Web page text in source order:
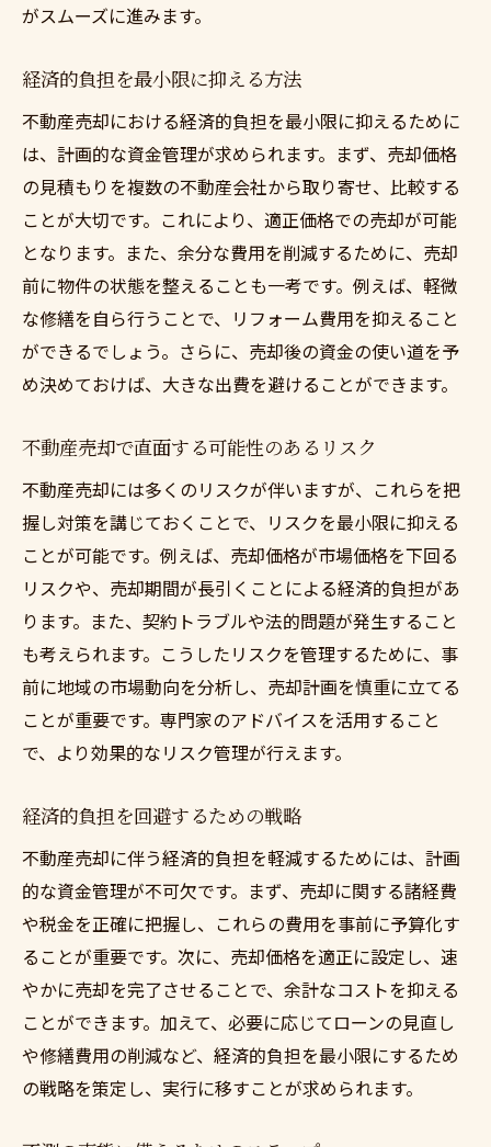
がスムーズに進みます。
経済的負担を最小限に抑える方法
不動産売却における経済的負担を最小限に抑えるために
は、計画的な資金管理が求められます。まず、売却価格
の見積もりを複数の不動産会社から取り寄せ、比較する
ことが大切です。これにより、適正価格での売却が可能
となります。また、余分な費用を削減するために、売却
前に物件の状態を整えることも一考です。例えば、軽微
な修繕を自ら行うことで、リフォーム費用を抑えること
ができるでしょう。さらに、売却後の資金の使い道を予
め決めておけば、大きな出費を避けることができます。
不動産売却で直面する可能性のあるリスク
不動産売却には多くのリスクが伴いますが、これらを把
握し対策を講じておくことで、リスクを最小限に抑える
ことが可能です。例えば、売却価格が市場価格を下回る
リスクや、売却期間が長引くことによる経済的負担があ
ります。また、契約トラブルや法的問題が発生すること
も考えられます。こうしたリスクを管理するために、事
前に地域の市場動向を分析し、売却計画を慎重に立てる
ことが重要です。専門家のアドバイスを活用すること
で、より効果的なリスク管理が行えます。
経済的負担を回避するための戦略
不動産売却に伴う経済的負担を軽減するためには、計画
的な資金管理が不可欠です。まず、売却に関する諸経費
や税金を正確に把握し、これらの費用を事前に予算化す
ることが重要です。次に、売却価格を適正に設定し、速
やかに売却を完了させることで、余計なコストを抑える
ことができます。加えて、必要に応じてローンの見直し
や修繕費用の削減など、経済的負担を最小限にするため
の戦略を策定し、実行に移すことが求められます。